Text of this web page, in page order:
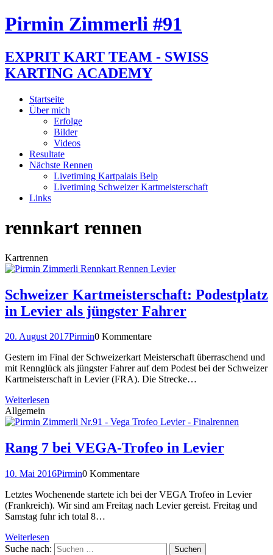
Pirmin Zimmerli #91
EXPRIT KART TEAM - SWISS
KARTING ACADEMY
Startseite
Über mich
Erfolge
Bilder
Videos
Resultate
Nächste Rennen
Livetiming Kartpalais Belp
Livetiming Schweizer Kartmeisterschaft
Links
rennkart rennen
Kartrennen
Schweizer Kartmeisterschaft: Podestplatz
in Levier als jüngster Fahrer
20. August 2017Pirmin0 Kommentare
Gestern im Final der Schweizerkart Meisterschaft überraschend und
mit Rennglück als jüngster Fahrer auf dem Podest bei der Schweizer
Kartmeisterschaft in Levier (FRA). Die Strecke…
Weiterlesen
Allgemein
Rang 7 bei VEGA-Trofeo in Levier
10. Mai 2016Pirmin0 Kommentare
Letztes Wochenende startete ich bei der VEGA Trofeo in Levier
(Frankreich). Wir sind am Freitag nach Levier gereist. Freitag und
Samstag fuhr ich total 8…
Weiterlesen
Suche nach: